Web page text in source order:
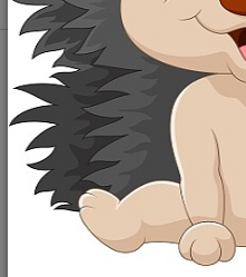
Kategorie blogu
Maminka
Miminko
Štítky blogu